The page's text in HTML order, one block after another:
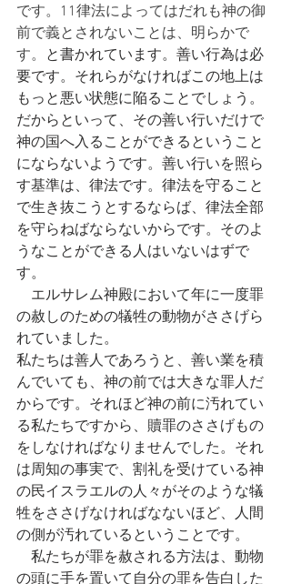
です。11律法によってはだれも神の御
前で義とされないことは、明らかで
す。 と書かれています。善い行為は必
要です。それらがなければこの地上は
もっと悪い状態に陥ることでしょう。
だからといって、その善い行いだけで
神の国へ入ることができるということ
にならないようです。善い行いを照ら
す基準は、律法です。律法を守ること
で生き抜こうとするならば、律法全部
を守らねばならないからです。そのよ
うなことができる人はいないはずで
す。
エルサレム神殿において年に一度罪
の赦しのための犠牲の動物がささげら
れていました。
私たちは善人であろうと、善い業を積
んでいても、神の前では大きな罪人だ
からです。それほど神の前に汚れてい
る私たちですから、贖罪のささげもの
をしなければなりませんでした。それ
は周知の事実で、割礼を受けている神
の民イスラエルの人々がそのような犠
牲をささげなければなないほど、人間
の側が汚れているということです。
私たちが罪を赦される方法は、動物
の頭に手を置いて自分の罪を告白した